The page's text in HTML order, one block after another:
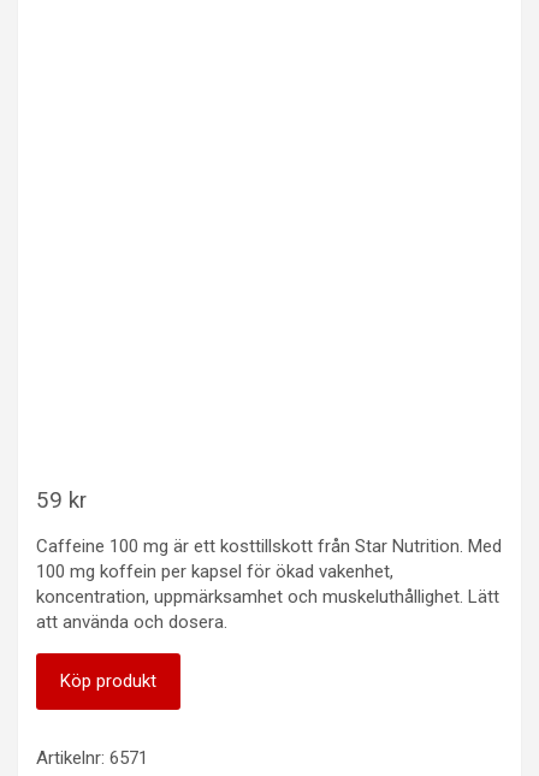
59 kr
Caffeine 100 mg är ett kosttillskott från Star Nutrition. Med
100 mg koffein per kapsel för ökad vakenhet,
koncentration, uppmärksamhet och muskeluthållighet. Lätt
att använda och dosera.
Köp produkt
Artikelnr: 6571